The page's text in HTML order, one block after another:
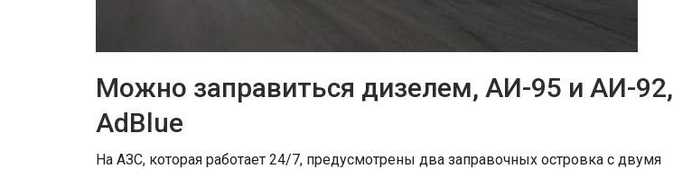
Можно заправиться дизелем, АИ-95 и АИ-92,
AdBlue
На АЗС, которая работает 24/7, предусмотрены два заправочных островка с двумя